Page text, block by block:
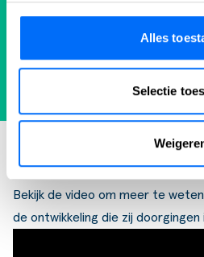
Alles
Selectie
Bekijk de video om meer te
de ontwikkeling die zij doorgingen